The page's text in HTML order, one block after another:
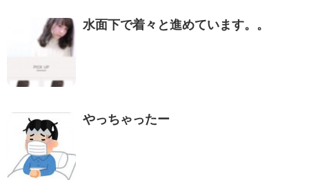
水面下で着々と進めています。。
やっちゃったー